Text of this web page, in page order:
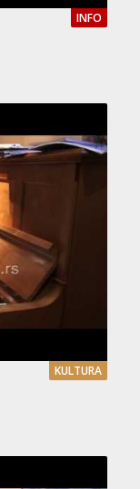
INFO
KULTURA